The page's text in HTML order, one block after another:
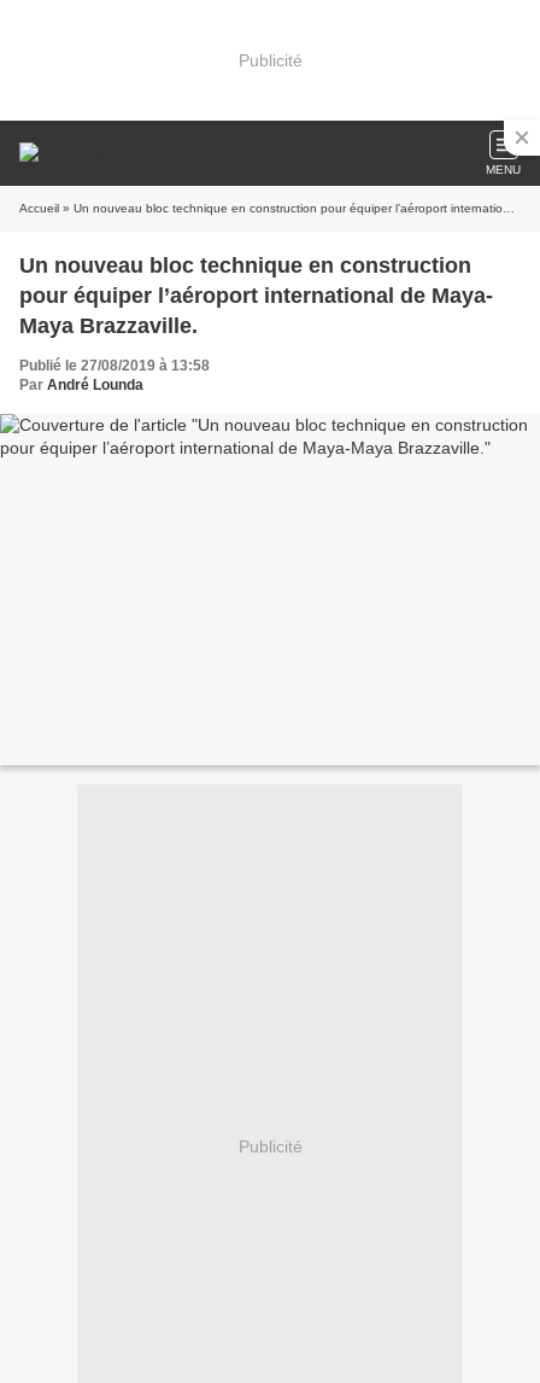
Publicité
MENU
Accueil » Un nouveau bloc technique en construction pour équiper l’aéroport international de Maya-Maya Brazzaville.
Un nouveau bloc technique en construction
pour équiper l’aéroport international de Maya-
Maya Brazzaville.
Publié le 27/08/2019 à 13:58
Par André Lounda
Publicité